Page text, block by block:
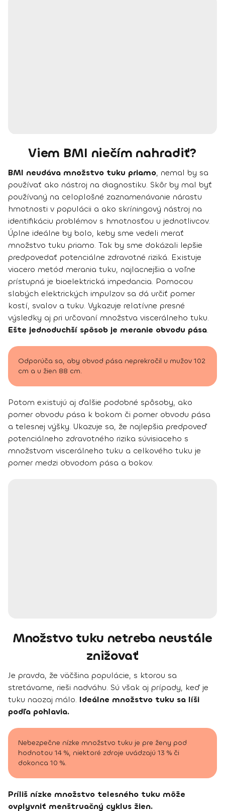
Viem BMI niečím nahradiť?
BMI neudáva množstvo tuku priamo, nemal by sa
používať ako nástroj na diagnostiku. Skôr by mal byť
používaný na celoplošné zaznamenávanie nárastu
hmotnosti v populácii a ako skríningový nástroj na
identifikáciu problémov s hmotnosťou u jednotlivcov.
Úplne ideálne by bolo, keby sme vedeli merať
množstvo tuku priamo. Tak by sme dokázali lepšie
predpovedať potenciálne zdravotné riziká. Existuje
viacero metód merania tuku, najlacnejšia a voľne
prístupná je bioelektrická impedancia. Pomocou
slabých elektrických impulzov sa dá určiť pomer
kostí, svalov a tuku. Vykazuje relatívne presné
výsledky aj pri určovaní množstva viscerálneho tuku.
Ešte jednoduchší spôsob je meranie obvodu pása.
Odporúča sa, aby obvod pása neprekročil u mužov 102
cm a u žien 88 cm.
Potom existujú aj ďalšie podobné spôsoby, ako
pomer obvodu pása k bokom či pomer obvodu pása
a telesnej výšky. Ukazuje sa, že najlepšia predpoveď
potenciálneho zdravotného rizika súvisiaceho s
množstvom viscerálneho tuku a celkového tuku je
pomer medzi obvodom pása a bokov.
Množstvo tuku netreba neustále
znižovať
Je pravda, že väčšina populácie, s ktorou sa
stretávame, rieši nadváhu. Sú však aj prípady, keď je
tuku naozaj málo. Ideálne množstvo tuku sa líši
podľa pohlavia.
Nebezpečne nízke množstvo tuku je pre ženy pod
hodnotou 14 %, niektoré zdroje uvádzajú 13 % či
dokonca 10 %.
Príliš nízke množstvo telesného tuku môže
ovplyvniť menštruačný cyklus žien.